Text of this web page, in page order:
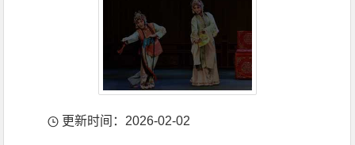
更新时间：2026-02-02